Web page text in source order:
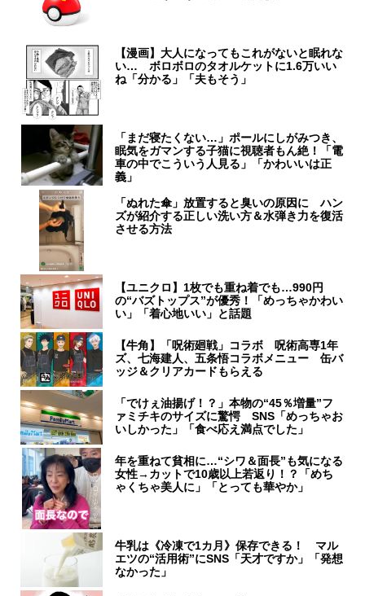
【漫画】大人になってもこれがないと眠れな
い… ボロボロのタオルケットに1.6万いい
ね「分かる」「夫もそう」
「まだ寝たくない…」ポールにしがみつき、
眠気をガマンする子猫に視聴者もん絶！「電
車の中でこういう人見る」「かわいいは正
義」
「ぬれた傘」放置すると臭いの原因に ハン
ズが紹介する正しい洗い方＆水弾き力を復活
させる方法
【ユニクロ】1枚でも重ね着でも…990円
の“バズトップス”が優秀！「めっちゃかわい
い」「着心地いい」と話題
【牛角】「呪術廻戦」コラボ 呪術高専1年
ズ、七海建人、五条悟コラボメニュー 缶バ
ッジ＆クリアカードもらえる
「でけぇ油揚げ！？」本物の“45％増量”フ
ァミチキのサイズに驚愕 SNS「めっちゃお
いしかった」「食べ応え満点でした」
年を重ねて貧相に…“シワ＆面長”も気になる
女性→カットで10歳以上若返り！？「めち
ゃくちゃ美人に」「とっても華やか」
牛乳は《冷凍で1カ月》保存できる！ マル
エツの“活用術”にSNS「天才ですか」「発想
なかった」